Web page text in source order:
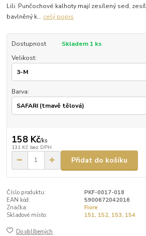
Lili. Punčochové kalhoty mají zesílený sed,
bavlněný k... celý popis
Dostupnost
Skladem 1 ks
Velikost:
Barva:
158 Kč/ks
131 Kč bez DPH
Přidat do košíku
Číslo produktu:
PKF-0017-018
EAN kód:
5900672042016
Značka:
Fiore
Skladové místo:
151, 152, 153, 154
Do oblíbených